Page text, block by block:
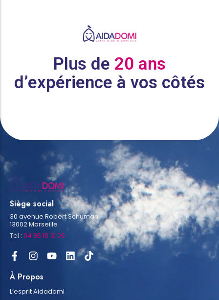
Plus de 20 ans
d’expérience à vos côtés
Siège social
30 avenue Robert Schuman
13002 Marseille
Tel : 04 96 16 10 06
À Propos
L’esprit Aidadomi